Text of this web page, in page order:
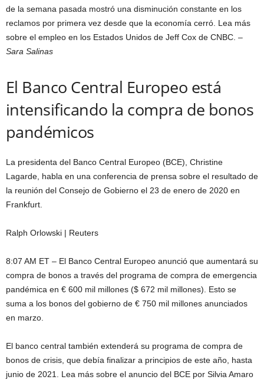
de la semana pasada mostró una disminución constante en los
reclamos por primera vez desde que la economía cerró. Lea más
sobre el empleo en los Estados Unidos de Jeff Cox de CNBC. –
Sara Salinas
El Banco Central Europeo está
intensificando la compra de bonos
pandémicos
La presidenta del Banco Central Europeo (BCE), Christine
Lagarde, habla en una conferencia de prensa sobre el resultado de
la reunión del Consejo de Gobierno el 23 de enero de 2020 en
Frankfurt.
Ralph Orlowski | Reuters
8:07 AM ET – El Banco Central Europeo anunció que aumentará su
compra de bonos a través del programa de compra de emergencia
pandémica en € 600 mil millones ($ 672 mil millones). Esto se
suma a los bonos del gobierno de € 750 mil millones anunciados
en marzo.
El banco central también extenderá su programa de compra de
bonos de crisis, que debía finalizar a principios de este año, hasta
junio de 2021. Lea más sobre el anuncio del BCE por Silvia Amaro